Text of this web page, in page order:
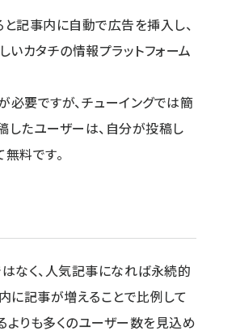
記事内に自動で広告を挿入し、
カタチの情報プラットフォーム
要ですが、チューイングでは簡
したユーザーは、自分が投稿し
料です。
なく、人気記事になれば永続的
に記事が増えることで比例して
よりも多くのユーザー数を見込め